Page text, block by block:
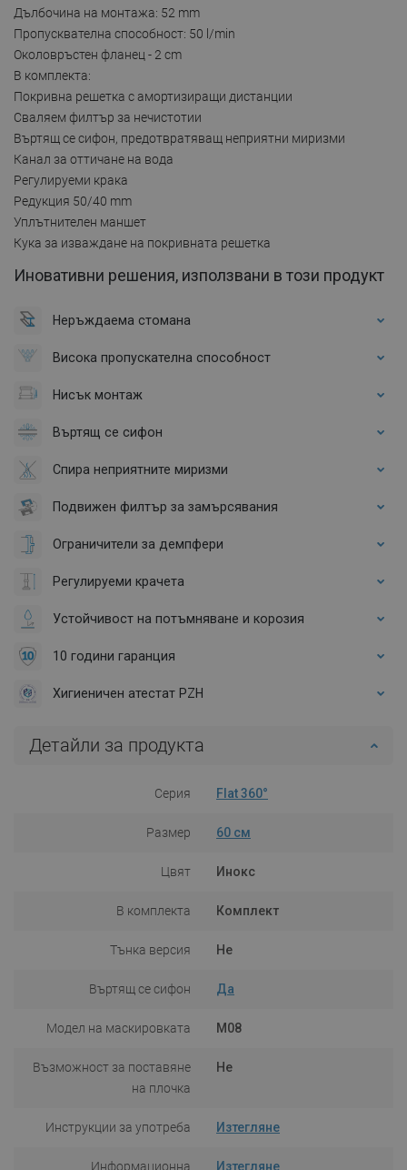
Дълбочина на монтажа: 52 mm
Пропусквателна способност: 50 l/min
Околовръстен фланец - 2 cm
В комплекта:
Покривна решетка с амортизиращи дистанции
Сваляем филтър за нечистотии
Въртящ се сифон, предотвратяващ неприятни миризми
Канал за оттичане на вода
Регулируеми крака
Редукция 50/40 mm
Уплътнителен маншет
Кука за изваждане на покривната решетка
Иновативни решения, използвани в този продукт
Неръждаема стомана
Висока пропускателна способност
Нисък монтаж
Въртящ се сифон
Спира неприятните миризми
Подвижен филтър за замърсявания
Ограничители за демпфери
Регулируеми крачета
Устойчивост на потъмняване и корозия
10 години гаранция
Хигиеничен атестат PZH
Детайли за продукта
Серия Flat 360°
Размер 60 см
Цвят Инокс
В комплекта Комплект
Тънка версия Не
Въртящ се сифон Да
Модел на маскировката M08
Възможност за поставяне
на плочка
Не
Инструкции за употреба Изтегляне
Информационна Изтегляне